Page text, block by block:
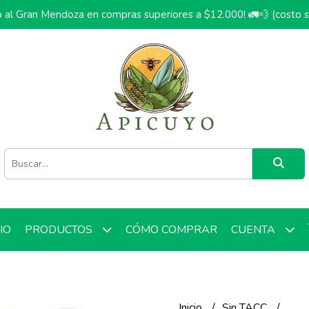
al Gran Mendoza en compras superiores a $12.000! 🚛💨 (costo
PRODUCTOS CÓMO COMPRAR CUENTA